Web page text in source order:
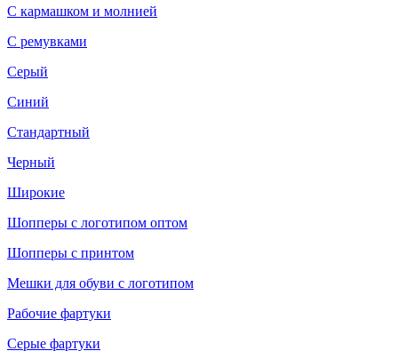
С кармашком и молнией
С ремувками
Серый
Синий
Стандартный
Черный
Широкие
Шопперы с логотипом оптом
Шопперы с принтом
Мешки для обуви с логотипом
Рабочие фартуки
Серые фартуки